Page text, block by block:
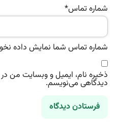
شماره تماس*
شماره تماس شما نمایش داده
ذخیره نام، ایمیل و وبسایت من در
دیدگاهی می‌نویسم.